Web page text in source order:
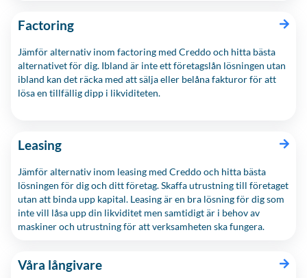
Factoring
Jämför alternativ inom factoring med Creddo och hitta bästa
alternativet för dig. Ibland är inte ett företagslån lösningen utan
ibland kan det räcka med att sälja eller belåna fakturor för att
lösa en tillfällig dipp i likviditeten.
Leasing
Jämför alternativ inom leasing med Creddo och hitta bästa
lösningen för dig och ditt företag. Skaffa utrustning till företaget
utan att binda upp kapital. Leasing är en bra lösning för dig som
inte vill låsa upp din likviditet men samtidigt är i behov av
maskiner och utrustning för att verksamheten ska fungera.
Våra långivare